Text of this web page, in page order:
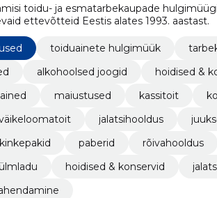
toidu- ja esmatarbekaupade
ettevõtteid Eestis alates 1993. aastast.
toiduainete hulgimüük
alkohoolsed joogid
hoidised &
maiustused kassitoit
jalatsihooldus
kinkepakid paberid
rõivahooldus
hoidised & konservid